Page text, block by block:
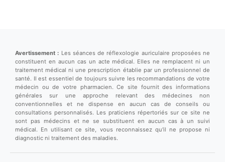
Avertissement : Les séances de réflexologie auriculaire proposées ne
constituent en aucun cas un acte médical. Elles ne remplacent ni un
traitement médical ni une prescription établie par un professionnel de
santé. Il est essentiel de toujours suivre les recommandations de votre
médecin ou de votre pharmacien. Ce site fournit des informations
générales sur une approche relevant des médecines non
conventionnelles et ne dispense en aucun cas de conseils ou
consultations personnalisés. Les praticiens répertoriés sur ce site ne
sont pas médecins et ne se substituent en aucun cas à un suivi
médical. En utilisant ce site, vous reconnaissez qu'il ne propose ni
diagnostic ni traitement des maladies.